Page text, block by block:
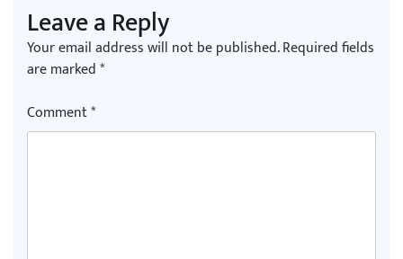
Leave a Reply
Your email address will not be published.Required fields
are marked*
Comment*